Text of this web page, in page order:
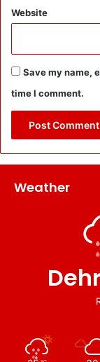
Website
Save my name,
time I comment.
Weather